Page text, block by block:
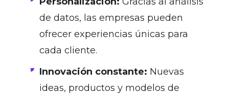
de datos, las empresas pueden
ofrecer experiencias únicas para
cada cliente.
Innovación constante: Nuevas
ideas, productos y modelos de